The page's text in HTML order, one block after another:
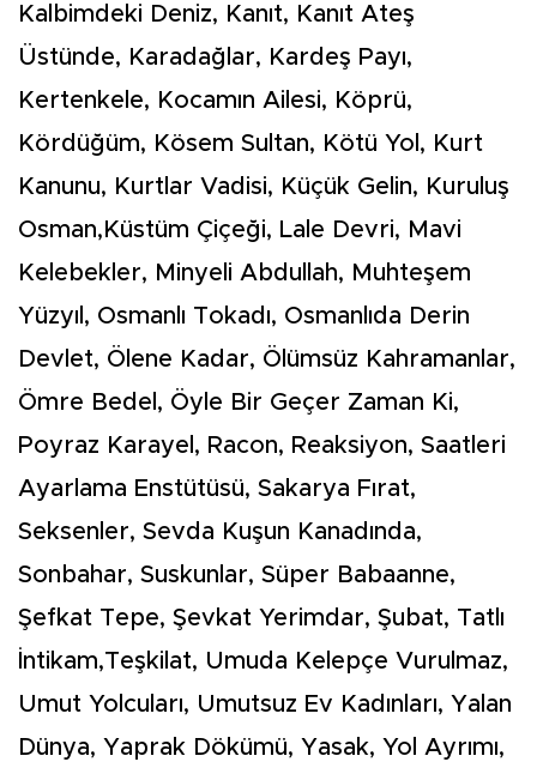
Kalbimdeki Deniz, Kanıt, Kanıt Ateş
Üstünde, Karadağlar, Kardeş Payı,
Kertenkele, Kocamın Ailesi, Köprü,
Kördüğüm, Kösem Sultan, Kötü Yol, Kurt
Kanunu, Kurtlar Vadisi, Küçük Gelin, Kuruluş
Osman,Küstüm Çiçeği, Lale Devri, Mavi
Kelebekler, Minyeli Abdullah, Muhteşem
Yüzyıl, Osmanlı Tokadı, Osmanlıda Derin
Devlet, Ölene Kadar, Ölümsüz Kahramanlar,
Ömre Bedel, Öyle Bir Geçer Zaman Ki,
Poyraz Karayel, Racon, Reaksiyon, Saatleri
Ayarlama Enstütüsü, Sakarya Fırat,
Seksenler, Sevda Kuşun Kanadında,
Sonbahar, Suskunlar, Süper Babaanne,
Şefkat Tepe, Şevkat Yerimdar, Şubat, Tatlı
İntikam,Teşkilat, Umuda Kelepçe Vurulmaz,
Umut Yolcuları, Umutsuz Ev Kadınları, Yalan
Dünya, Yaprak Dökümü, Yasak, Yol Ayrımı,